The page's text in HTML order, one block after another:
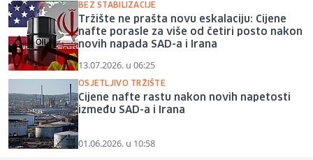
BEZ STABILIZACIJE
Tržište ne prašta novu eskalaciju: Cijene
nafte porasle za više od četiri posto nakon
novih napada SAD-a i Irana
13.07.2026. u 06:25
OSJETLJIVO TRŽIŠTE
Cijene nafte rastu nakon novih napetosti
između SAD-a i Irana
01.06.2026. u 10:58